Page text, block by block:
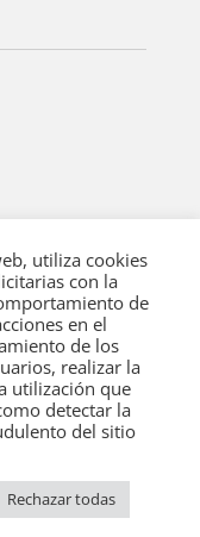
·Política de
los derechos
utiliza cookies
con la
de
en el
de los
realizar la
utilización que
detectar la
del sitio
Rechazar todas